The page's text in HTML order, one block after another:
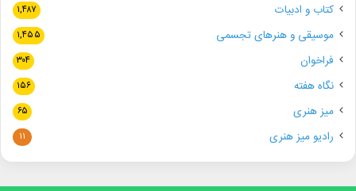
کتاب و ادبیات ۱,۴۸۷
موسیقی و هنرهای تجسمی ۱,۴۵۵
فراخوان ۳۰۴
نگاه هفته ۱۵۶
میز هنری ۶۵
رادیو میز هنری ۱۱